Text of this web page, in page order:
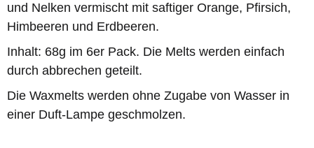
und Nelken vermischt mit saftiger Orange, Pfirsich,
Himbeeren und Erdbeeren.
Inhalt: 68g im 6er Pack. Die Melts werden einfach
durch abbrechen geteilt.
Die Waxmelts werden ohne Zugabe von Wasser in
einer Duft-Lampe geschmolzen.